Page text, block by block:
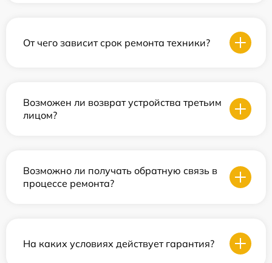
От чего зависит срок ремонта техники?
Возможен ли возврат устройства третьим
лицом?
Возможно ли получать обратную связь в
процессе ремонта?
На каких условиях действует гарантия?